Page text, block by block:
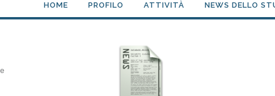
HOME PROFILO ATTIVITÀ NEWS DELLO